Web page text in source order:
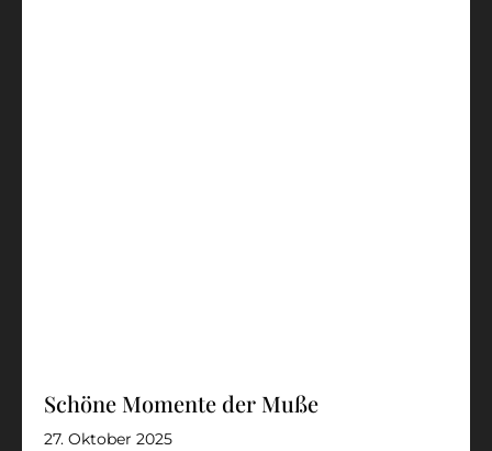
Schöne Momente der Muße
27. Oktober 2025